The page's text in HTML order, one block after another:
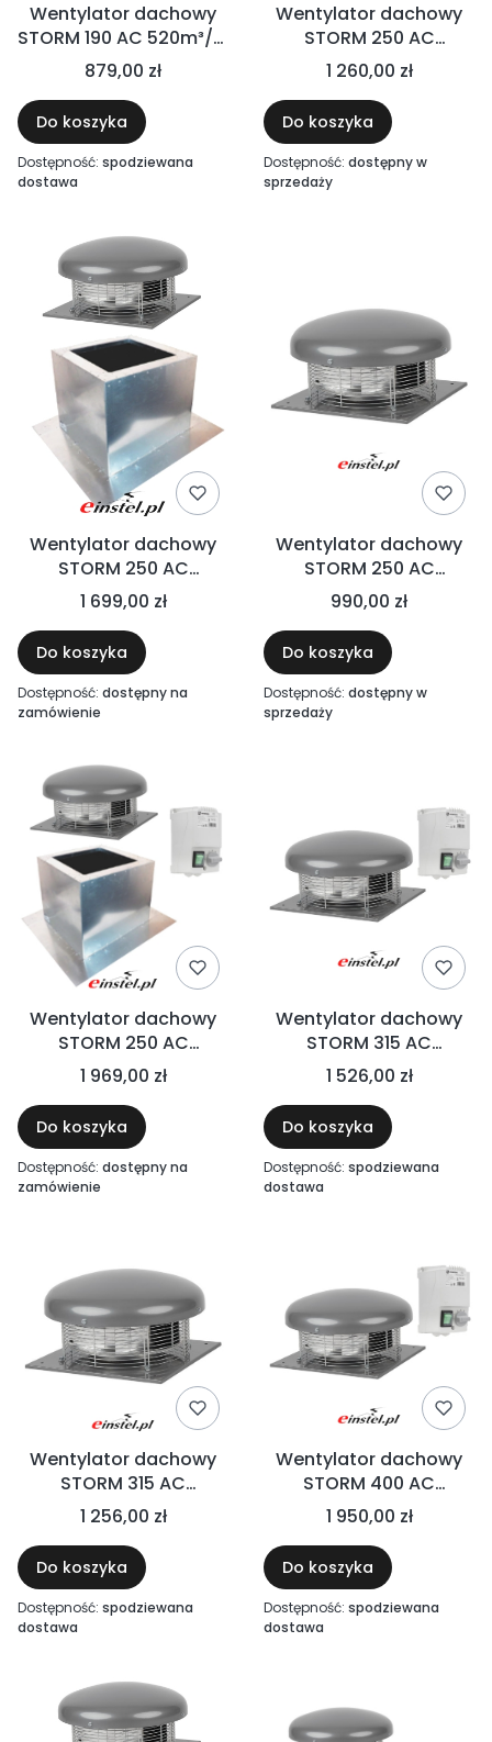
Wentylator dachowy
STORM 190 AC 520m³/h,
56W, 230V, podstawa
350X350
879,00 zł
Do koszyka
Dostępność: spodziewana
dostawa
Wentylator dachowy
STORM 250 AC
1300m³/h + regulator
obrotów
1 260,00 zł
Do koszyka
Dostępność: dostępny w
sprzedaży
Wentylator dachowy
STORM 250 AC
1300m³/h z podstawą
dachową skośną
1 699,00 zł
Do koszyka
Dostępność: dostępny na
zamówienie
Wentylator dachowy
STORM 250 AC
1300m³/h, 150W, 230V,
podstawa 350X350
990,00 zł
Do koszyka
Dostępność: dostępny w
sprzedaży
Wentylator dachowy
STORM 250 AC
1370m³/h z podstawą
dachową skośną i
regulatorem obrotów
1 969,00 zł
Do koszyka
Dostępność: dostępny na
zamówienie
Wentylator dachowy
STORM 315 AC
1900m³/h + regulator
obrotów
1 526,00 zł
Do koszyka
Dostępność: spodziewana
dostawa
Wentylator dachowy
STORM 315 AC
1900m³/h, 135W, 230V,
podstawa 503X503
1 256,00 zł
Do koszyka
Dostępność: spodziewana
dostawa
Wentylator dachowy
STORM 400 AC
3100m³/h + regulator
obrotów
1 950,00 zł
Do koszyka
Dostępność: spodziewana
dostawa